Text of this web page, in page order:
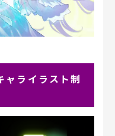
ャライラスト制